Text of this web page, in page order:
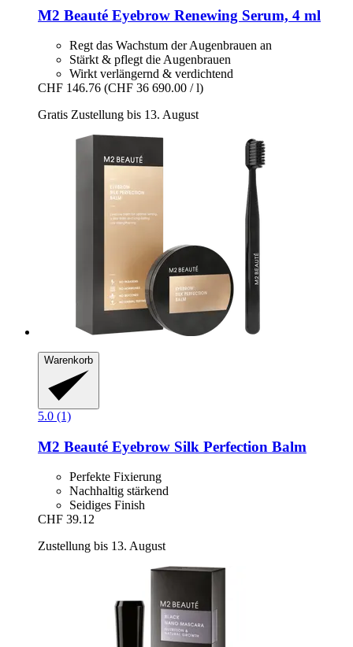
M2 Beauté Eyebrow Renewing Serum, 4 ml
Regt das Wachstum der Augenbrauen an
Stärkt & pflegt die Augenbrauen
Wirkt verlängernd & verdichtend
CHF 146.76 (CHF 36 690.00 / l)
Gratis Zustellung bis 13. August
Warenkorb
5.0 (1)
M2 Beauté Eyebrow Silk Perfection Balm
Perfekte Fixierung
Nachhaltig stärkend
Seidiges Finish
CHF 39.12
Zustellung bis 13. August